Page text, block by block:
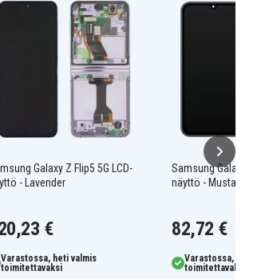
Galaxy Z Flip5 5G LCD-
- Lavender
€
Varastossa, heti valmis
toimitettavaksi
Samsung Galaxy A34
näyttö - Musta
82,72 €
Varastossa, heti
toimitettavaksi